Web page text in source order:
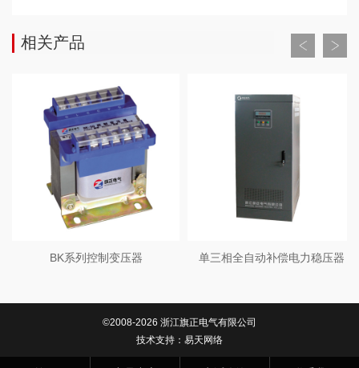
相关产品
BK系列控制变压器 单三相全自动补偿电力稳压器
©2008-2026 浙江旗正电气有限公司
技术支持： 易天网络